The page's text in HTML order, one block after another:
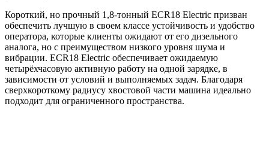
Короткий, но прочный 1,8-тонный ECR18 Electric призван
обеспечить лучшую в своем классе устойчивость и удобство
оператора, которые клиенты ожидают от его дизельного
аналога, но с преимуществом низкого уровня шума и
вибрации. ECR18 Electric обеспечивает ожидаемую
четырёхчасовую активную работу на одной зарядке, в
зависимости от условий и выполняемых задач. Благодаря
сверхкороткому радиусу хвостовой части машина идеально
подходит для ограниченного пространства.